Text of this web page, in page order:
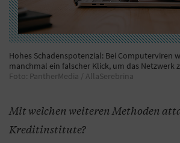
Hohes Schadenspotenzial: Bei Computerviren
manchmal ein falscher Klick, um das Netzwerk
Foto: PantherMedia / AllaSerebrina
Mit welchen weiteren Methoden
Kreditinstitute?